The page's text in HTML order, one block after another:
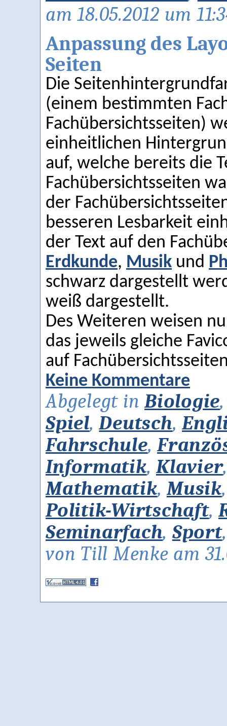
am 18.05.2012 um
Anpassung des
Seiten
Die
(einem bestimmten
Fachübersichtsseiten)
einheitlichen
auf, welche bereits die
Fachübersichtsseiten
der
besseren Lesbarkeit
der Text auf den
Erdkunde, Musik und
schwarz dargestellt
weiß dargestellt.
Des Weiteren weisen
das jeweils gleiche
auf
Keine Kommentare
Abgelegt inBiologie
Spiel,Deutsch,
Fahrschule,
Informatik,Klavier
Mathematik,Musik
Politik-Wirtschaft,
Seminarfach, Sport
von Till Menke am